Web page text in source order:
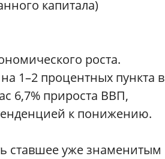
капитала)
роста.
1–2 процентных пункта в
6,7% прироста ВВП,
к понижению.
ставшее уже знаменитым